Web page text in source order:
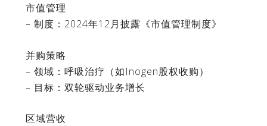
市值管理
– 制度：2024年12月披露《市值管理制度》
并购策略
– 领域：呼吸治疗（如Inogen股权收购）
– 目标：双轮驱动业务增长
区域营收